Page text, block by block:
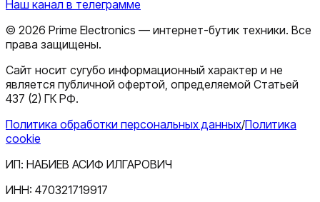
Наш канал в телеграмме
© 2026 Prime Electronics — интернет-бутик техники. Все
права защищены.
Сайт носит сугубо информационный характер и не
является публичной офертой, определяемой Статьей
437 (2) ГК РФ.
Политика обработки персональных данных/Политика
cookie
ИП: НАБИЕВ АСИФ ИЛГАРОВИЧ
ИНН: 470321719917